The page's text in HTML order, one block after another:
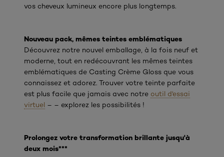
vos cheveux lumineux encore plus longtemps.
Nouveau pack, mêmes teintes emblématiques
Découvrez notre nouvel emballage, à la fois neuf et
moderne, tout en redécouvrant les mêmes teintes
emblématiques de Casting Crème Gloss que vous
connaissez et adorez. Trouver votre teinte parfaite
est plus facile que jamais avec notre outil d'essai
virtuel – – explorez les possibilités !
Prolongez votre transformation brillante jusqu'à
deux mois***